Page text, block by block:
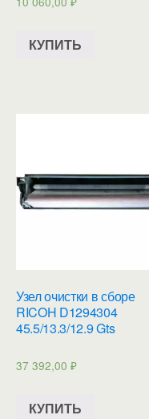
КУПИТЬ
Узел очистки в сборе
RICOH D1294304
45.5/13.3/12.9 Gts
37 392,00 ₽
КУПИТЬ